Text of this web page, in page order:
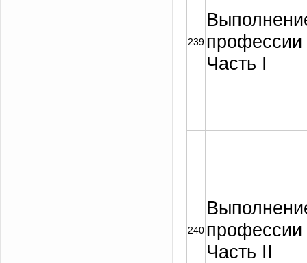
239 профессии
Часть I
240 профессии
Часть II